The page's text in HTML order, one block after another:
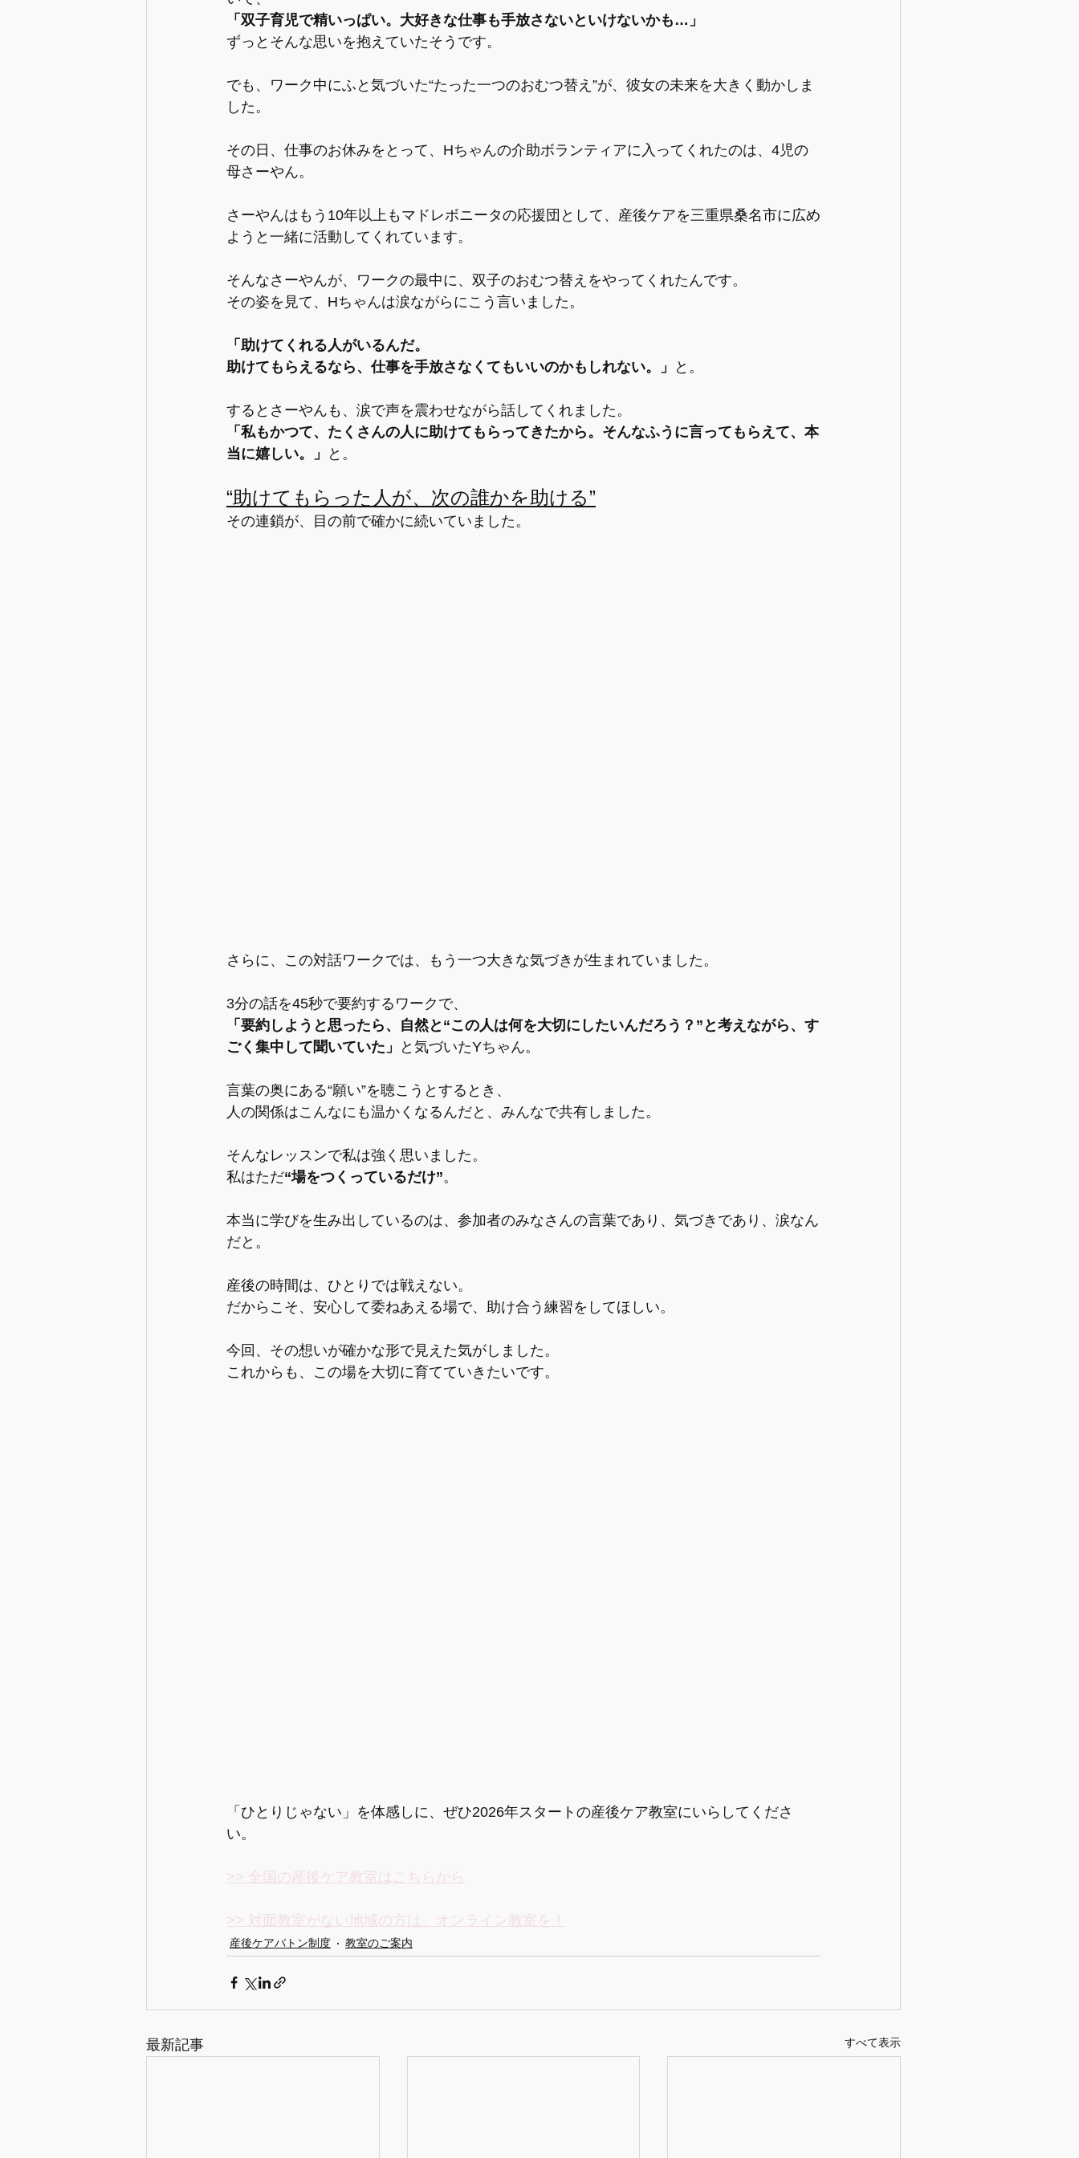
「双子育児で精いっぱい。大好きな仕事も手放さないといけないかも…」
ずっとそんな思いを抱えていたそうです。
でも、ワーク中にふと気づいた“たった一つのおむつ替え”が、彼女の未来を大きく動かしま
した。
その日、仕事のお休みをとって、Hちゃんの介助ボランティアに入ってくれたのは、4児の
母さーやん。
さーやんはもう10年以上もマドレボニータの応援団として、産後ケアを三重県桑名市に広め
ようと一緒に活動してくれています。
そんなさーやんが、ワークの最中に、双子のおむつ替えをやってくれたんです。
その姿を見て、Hちゃんは涙ながらにこう言いました。
「助けてくれる人がいるんだ。
助けてもらえるなら、仕事を手放さなくてもいいのかもしれない。」
と。
するとさーやんも、涙で声を震わせながら話してくれました。
「私もかつて、たくさんの人に助けてもらってきたから。そんなふうに言ってもらえて、本
当に嬉しい。」
と。
“助けてもらった人が、次の誰かを助ける”
その連鎖が、目の前で確かに続いていました。
さらに、この対話ワークでは、もう一つ大きな気づきが生まれていました。
3分の話を45秒で要約するワークで、
「要約しようと思ったら、自然と“この人は何を大切にしたいんだろう？”と考えながら、す
ごく集中して聞いていた」
と気づいたYちゃん。
言葉の奥にある“願い”を聴こうとするとき、
人の関係はこんなにも温かくなるんだと、みんなで共有しました。
そんなレッスンで私は強く思いました。
私はただ“場をつくっているだけ”。
本当に学びを生み出しているのは、参加者のみなさんの言葉であり、気づきであり、涙なん
だと。
産後の時間は、ひとりでは戦えない。
だからこそ、安心して委ねあえる場で、助け合う練習をしてほしい。
今回、その想いが確かな形で見えた気がしました。
これからも、この場を大切に育てていきたいです。
「ひとりじゃない」を体感しに、ぜひ2026年スタートの産後ケア教室にいらしてくださ
い。
>> 全国の産後ケア教室はこちらから
>> 対面教室がない地域の方は、オンライン教室を！
産後ケアバトン制度 教室のご案内
最新記事 すべて表示